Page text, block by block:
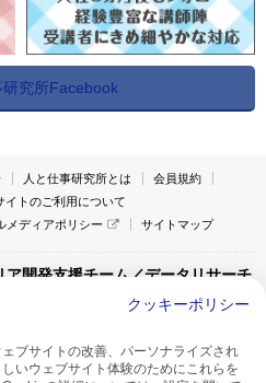
人と仕事研究所とは
会員規約
イトのご利用について
メディアポリシー サイトマップ
開発支援チーム／データリサーチ
1-13-43
クッキーポリシー
ブサイトの改善、パーソナライズされ
いウェブサイト体験のためにこれらを